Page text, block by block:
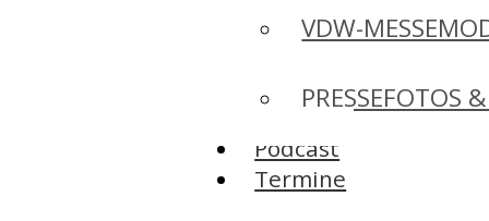
VDW-
PRESSEFOTOS
Podcast
Termine